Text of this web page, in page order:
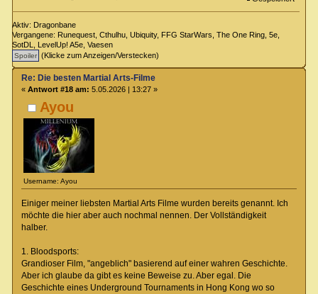
Aktiv: Dragonbane
Vergangene: Runequest, Cthulhu, Ubiquity, FFG StarWars, The One Ring, 5e,
SotDL, LevelUp! A5e, Vaesen
(Klicke zum Anzeigen/Verstecken)
Ayou
Username: Ayou
Re: Die besten Martial Arts-Filme
« Antwort #18 am: 5.05.2026 | 13:27 »
Einiger meiner liebsten Martial Arts Filme wurden bereits genannt. Ich
möchte die hier aber auch nochmal nennen. Der Vollständigkeit
halber.
1. Bloodsports:
Grandioser Film, "angeblich" basierend auf einer wahren Geschichte.
Aber ich glaube da gibt es keine Beweise zu. Aber egal. Die
Geschichte eines Underground Tournaments in Hong Kong wo so